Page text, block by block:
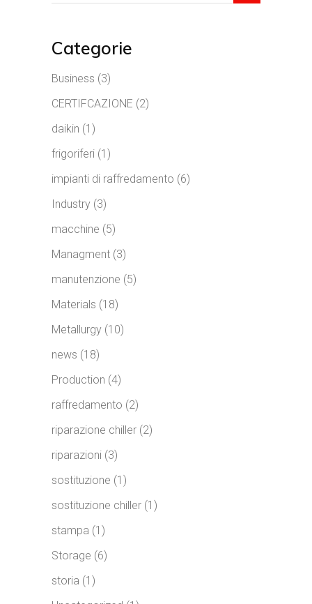
Categorie
Business (3)
CERTIFCAZIONE (2)
daikin (1)
frigoriferi (1)
impianti di raffredamento (6)
Industry (3)
macchine (5)
Managment (3)
manutenzione (5)
Materials (18)
Metallurgy (10)
news (18)
Production (4)
raffredamento (2)
riparazione chiller (2)
riparazioni (3)
sostituzione (1)
sostituzione chiller (1)
stampa (1)
Storage (6)
storia (1)